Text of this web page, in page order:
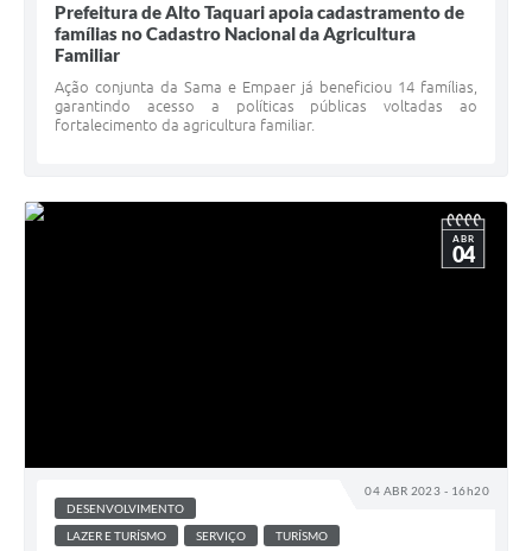
Prefeitura de Alto Taquari apoia cadastramento de
famílias no Cadastro Nacional da Agricultura
Familiar
Ação conjunta da Sama e Empaer já beneficiou 14 famílias,
garantindo acesso a políticas públicas voltadas ao
fortalecimento da agricultura familiar.
04 ABR 2023 - 16h20
ABR
04
DESENVOLVIMENTO
LAZER E TURÍSMO
SERVIÇO TURÍSMO